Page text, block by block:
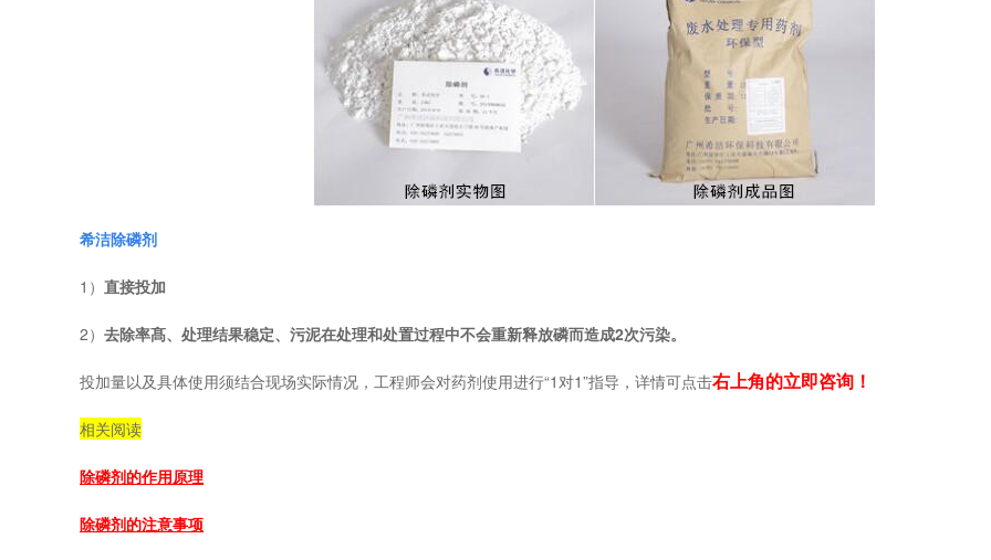
希洁除磷剂
1） 直接投加
2） 去除率髙、处理结果稳定、污泥在处理和处置过程中不会重新释放磷而造成2次污染。
投加量以及具体使用须结合现场实际情况，工程师会对药剂使用进行“1对1”指导，详情可点击右上角的立即咨询！
相关阅读
除磷剂的作用原理
除磷剂的注意事项